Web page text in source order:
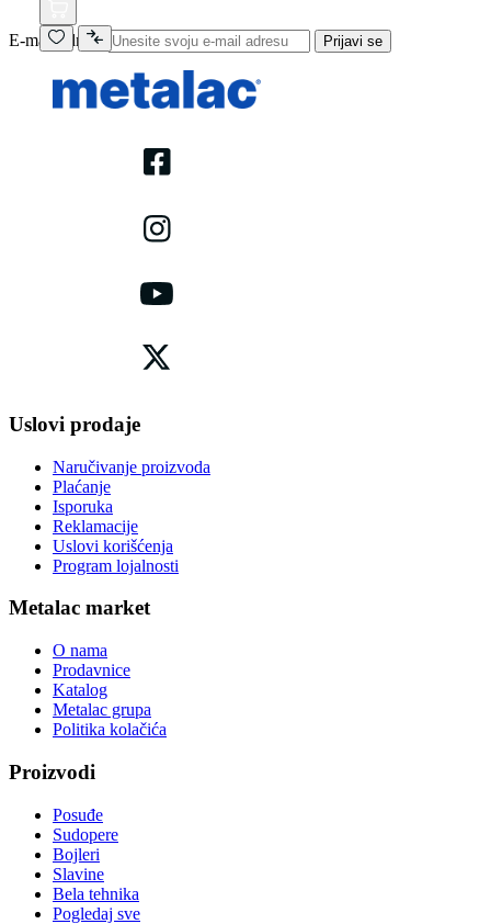
E-mail adresa Prijavi se
Uslovi prodaje
Naručivanje proizvoda
Plaćanje
Isporuka
Reklamacije
Uslovi korišćenja
Program lojalnosti
Metalac market
O nama
Prodavnice
Katalog
Metalac grupa
Politika kolačića
Proizvodi
Posuđe
Sudopere
Bojleri
Slavine
Bela tehnika
Pogledaj sve